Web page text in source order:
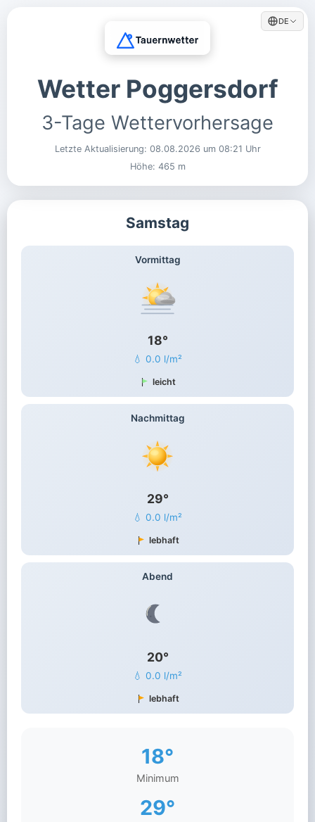
DE
Wetter Poggersdorf
3-Tage Wettervorhersage
Letzte Aktualisierung: 08.08.2026 um 08:21 Uhr
Höhe: 465 m
Samstag
Vormittag
18°
💧 0.0 l/m²
leicht
Nachmittag
29°
💧 0.0 l/m²
lebhaft
Abend
20°
💧 0.0 l/m²
lebhaft
18°
Minimum
29°